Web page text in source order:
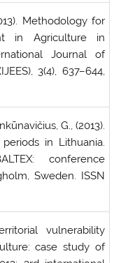
Methodology for
in Agriculture in
Journal of
3(4), 637–644,
G., (2013).
in Lithuania.
conference
Sweden. ISSN
vulnerability
case study of